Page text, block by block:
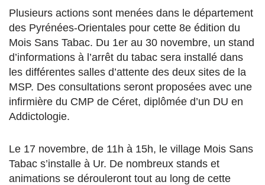
Plusieurs actions sont menées dans le département
des Pyrénées-Orientales pour cette 8e édition du
Mois Sans Tabac. Du 1er au 30 novembre, un stand
d’informations à l’arrêt du tabac sera installé dans
les différentes salles d’attente des deux sites de la
MSP. Des consultations seront proposées avec une
infirmière du CMP de Céret, diplômée d’un DU en
Addictologie.
Le 17 novembre, de 11h à 15h, le village Mois Sans
Tabac s’installe à Ur. De nombreux stands et
animations se dérouleront tout au long de cette